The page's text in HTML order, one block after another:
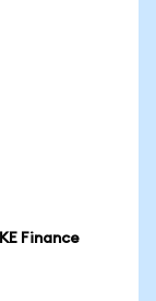
Finance